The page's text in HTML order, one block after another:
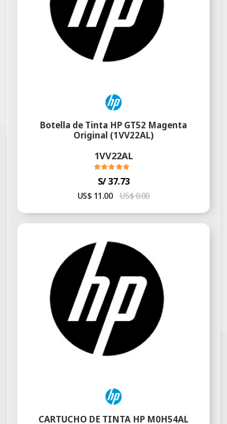
Botella de Tinta HP GT52 Magenta
Original (1VV22AL)
1VV22AL
S/ 37.73
US$ 11.00 US$ 0.00
CARTUCHO DE TINTA HP M0H54AL